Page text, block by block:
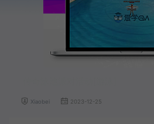
Xiaobei 2023-12-25